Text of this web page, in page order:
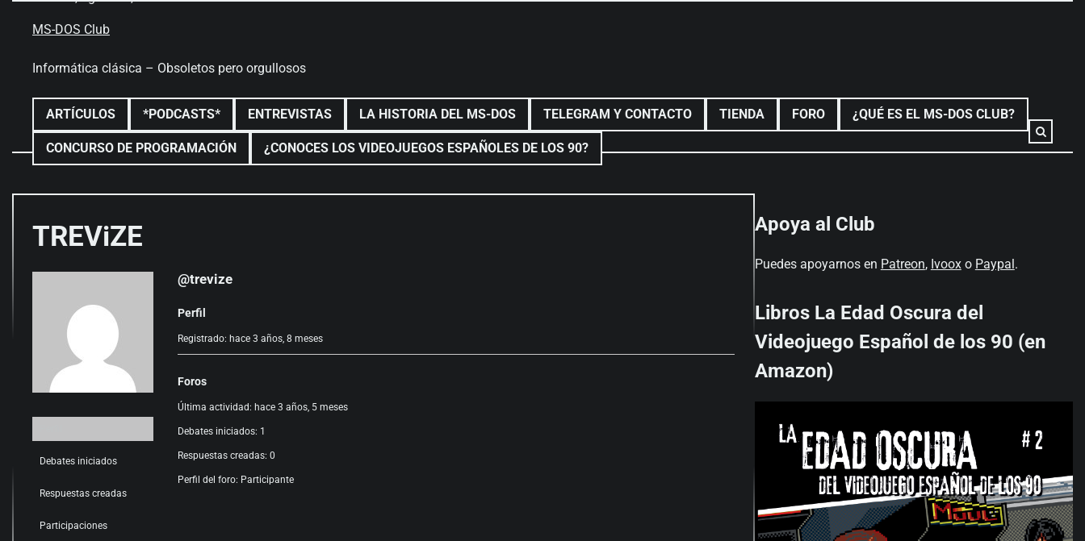
MS-DOS Club
Informática clásica – Obsoletos pero orgullosos
ARTÍCULOS *PODCASTS* ENTREVISTAS LA HISTORIA DEL MS-DOS TELEGRAM Y CONTACTO TIENDA FORO ¿QUÉ ES EL MS-DOS CLUB?
CONCURSO DE PROGRAMACIÓN ¿CONOCES LOS VIDEOJUEGOS ESPAÑOLES DE LOS 90?
TREViZE
Debates iniciados
Respuestas creadas
Participaciones
@trevize
Perfil
Registrado: hace 3 años, 8 meses
Foros
Última actividad: hace 3 años, 5 meses
Debates iniciados: 1
Respuestas creadas: 0
Perfil del foro: Participante
Apoya al Club
Puedes apoyarnos en Patreon, Ivooxo Paypal.
Libros La Edad Oscura del
Videojuego Español de los 90 (en
Amazon)